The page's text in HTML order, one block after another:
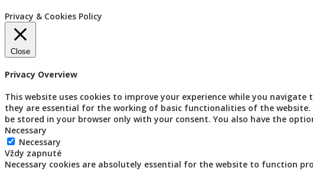
Privacy & Cookies Policy
Close
Privacy Overview
This website uses cookies to improve your experience while you
they are essential for the working of basic functionalities of the
be stored in your browser only with your consent. You also have the
Necessary
Necessary
Vždy zapnuté
Necessary cookies are absolutely essential for the website to function